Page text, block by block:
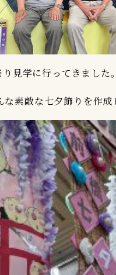
見学に行ってきました
な素敵な七夕飾りを作